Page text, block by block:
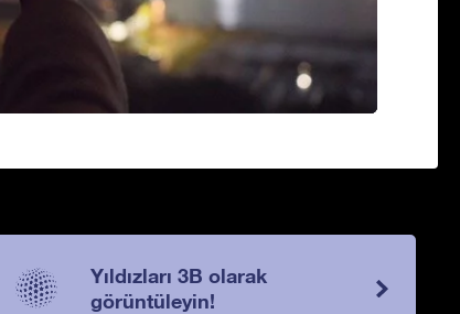
Yıldızları 3B olarak
görüntüleyin!